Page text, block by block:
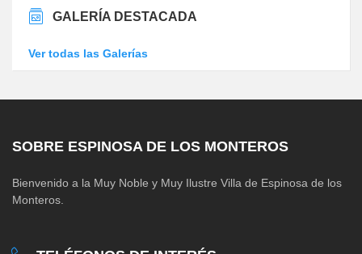
GALERÍA DESTACADA
Ver todas las Galerías
SOBRE ESPINOSA DE LOS MONTEROS
Bienvenido a la Muy Noble y Muy Ilustre Villa de Espinosa de los
Monteros.